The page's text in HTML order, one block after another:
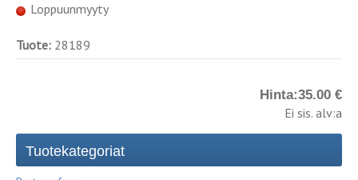
Loppuunmyyty
Tuote: 28189
Hinta:35.00 €
Ei sis. alv:a
Tuotekategoriat